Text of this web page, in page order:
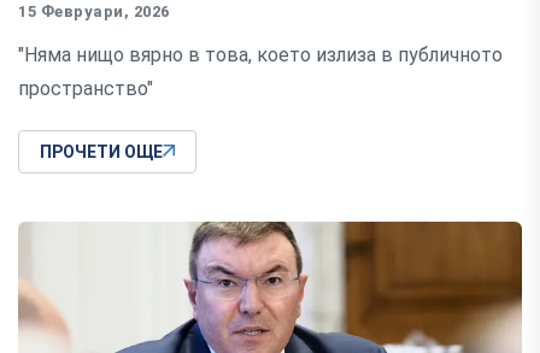
15 Февруари, 2026
"Няма нищо вярно в това, което излиза в публичното
пространство"
ПРОЧЕТИ ОЩЕ